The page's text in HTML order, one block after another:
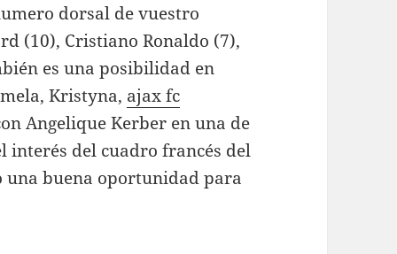
dorsal de vuestro
(10), Cristiano Ronaldo (7),
es una posibilidad en
Kristyna, ajax fc
Angelique Kerber en una de
interés del cuadro francés del
una buena oportunidad para